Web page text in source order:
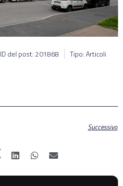
ID del post: 201868 Tipo: Articoli
Successivo